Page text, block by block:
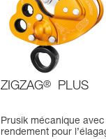
ZIGZAG® PLUS
Prusik mécanique
rendement pour